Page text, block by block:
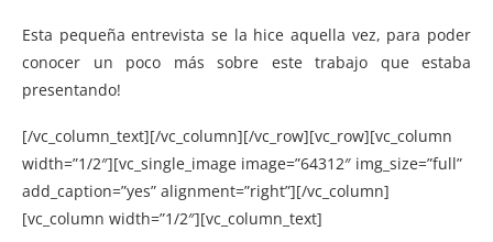
Esta pequeña entrevista se la hice aquella vez, para poder
conocer un poco más sobre este trabajo que estaba
presentando!
[/vc_column_text][/vc_column][/vc_row][vc_row][vc_column
width=”1/2″][vc_single_image image=”64312″ img_size=”full”
add_caption=”yes” alignment=”right”][/vc_column]
[vc_column width=”1/2″][vc_column_text]